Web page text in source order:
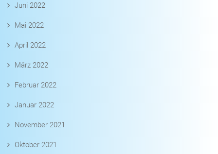
Juni 2022
Mai 2022
April 2022
März 2022
Februar 2022
Januar 2022
November 2021
Oktober 2021